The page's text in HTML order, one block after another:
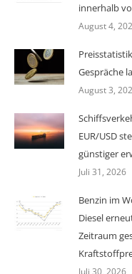
innerhalb
August 4,
Gespräche
August 3,
EUR/USD
günstiger
Juli 31, 2026
Benzin im
Diesel
Zeitraum
Juli 30, 2026